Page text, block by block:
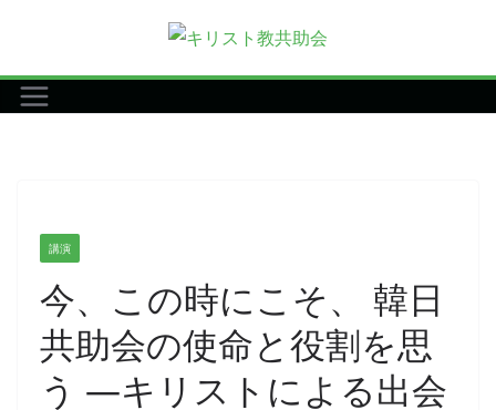
テ
ン
講演
今、この時にこそ、 韓日
共助会の使命と役割を思
う ―キリストによる出会